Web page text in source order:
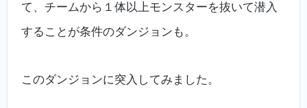
て、チームから１体以上モンスターを抜いて潜入
することが条件のダンジョンも。
このダンジョンに突入してみました。